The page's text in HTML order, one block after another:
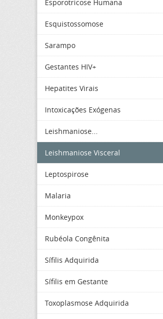
Esporotricose Humana
Esquistossomose
Sarampo
Gestantes HIV+
Hepatites Virais
Intoxicações Exógenas
Leishmaniose...
Leishmaniose Visceral
Leptospirose
Malaria
Monkeypox
Rubéola Congênita
Sífilis Adquirida
Sífilis em Gestante
Toxoplasmose Adquirida